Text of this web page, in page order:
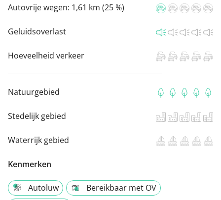
Autovrije wegen: 1,61 km (25 %)
Geluidsoverlast
Hoeveelheid verkeer
Natuurgebied
Stedelijk gebied
Waterrijk gebied
Kenmerken
Autoluw
Bereikbaar met OV